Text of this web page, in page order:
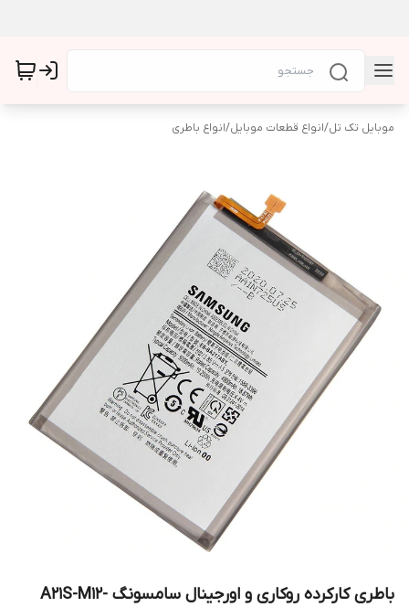
موبایل تک تل/انواع قطعات موبایل/انواع باطری
باطری کارکرده روکاری و اورجینال سامسونگ A21S-M12-